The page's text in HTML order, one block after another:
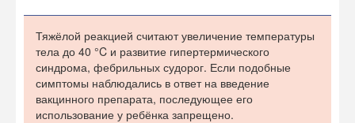
Тяжёлой реакцией считают увеличение температуры
тела до 40 °C и развитие гипертермического
синдрома, фебрильных судорог. Если подобные
симптомы наблюдались в ответ на введение
вакцинного препарата, последующее его
использование у ребёнка запрещено.